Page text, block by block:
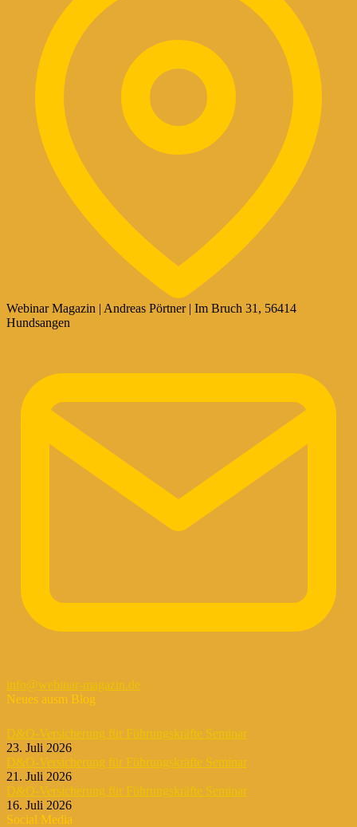
Webinar Magazin | Andreas Pörtner | Im Bruch 31, 56414
Hundsangen
info@webinar-magazin.de
Neues ausm Blog
D&O-Versicherung für Führungskräfte Seminar
23. Juli 2026
D&O-Versicherung für Führungskräfte Seminar
21. Juli 2026
D&O-Versicherung für Führungskräfte Seminar
16. Juli 2026
Social Media